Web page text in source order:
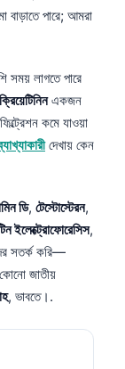
বাড়াতে পারে; আমরা
সময় লাগতে পারে
ক্রিয়েটিনিনএকজন
কমে যাওয়া
দেখায় কেন
ডি, টেস্টোস্টেরন,
ইলেক্ট্রোফোরেসিস,
সতর্ক করি—
কোনো জাতীয়
, ভাবতে।.